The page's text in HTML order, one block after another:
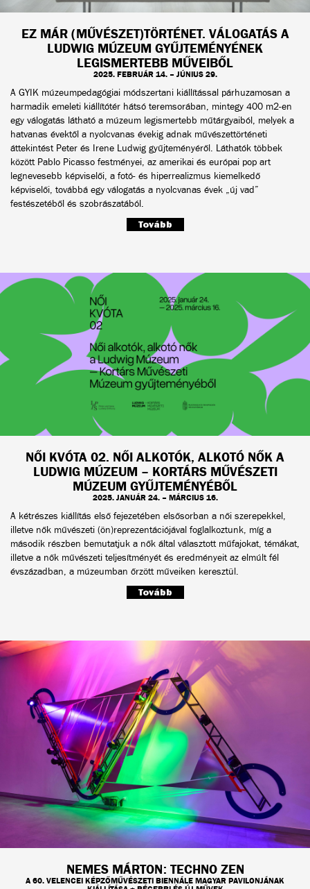
EZ MÁR (MŰVÉSZET)TÖRTÉNET. VÁLOGATÁS A
LUDWIG MÚZEUM GYŰJTEMÉNYÉNEK
LEGISMERTEBB MŰVEIBŐL
2025. FEBRUÁR 14. – JÚNIUS 29.
A GYIK múzeumpedagógiai módszertani kiállítással párhuzamosan a
harmadik emeleti kiállítótér hátsó teremsorában, mintegy 400 m2-en
egy válogatás látható a múzeum legismertebb műtárgyaiból, melyek a
hatvanas évektől a nyolcvanas évekig adnak művészettörténeti
áttekintést Peter és Irene Ludwig gyűjteményéről. Láthatók többek
között Pablo Picasso festményei, az amerikai és európai pop art
legnevesebb képviselői, a fotó- és hiperrealizmus kiemelkedő
képviselői, továbbá egy válogatás a nyolcvanas évek „új vad”
festészetéből és szobrászatából.
Tovább
NŐI KVÓTA 02. NŐI ALKOTÓK, ALKOTÓ NŐK A
LUDWIG MÚZEUM – KORTÁRS MŰVÉSZETI
MÚZEUM GYŰJTEMÉNYÉBŐL
2025. JANUÁR 24. – MÁRCIUS 16.
A kétrészes kiállítás első fejezetében elsősorban a női szerepekkel,
illetve nők művészeti (ön)reprezentációjával foglalkoztunk, míg a
második részben bemutatjuk a nők által választott műfajokat, témákat,
illetve a nők művészeti teljesítményét és eredményeit az elmúlt fél
évszázadban, a múzeumban őrzött műveiken keresztül.
Tovább
NEMES MÁRTON: TECHNO ZEN
A 60. VELENCEI KÉPZŐMŰVÉSZETI BIENNÁLE MAGYAR PAVILONJÁNAK